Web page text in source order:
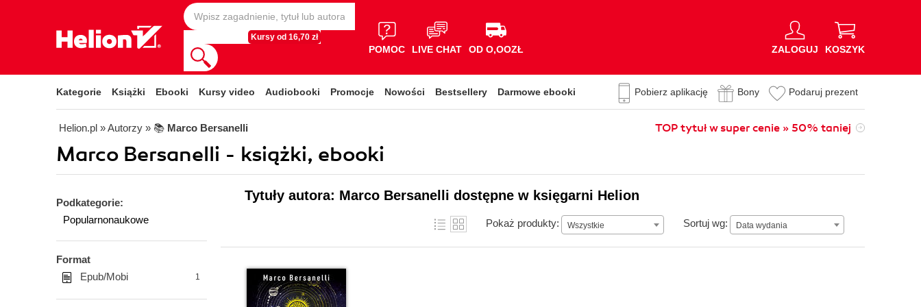
Kursy od 16,70 zł
POMOC LIVE CHAT OD O,OOZŁ ZALOGUJ KOSZYK
Kategorie Książki Ebooki Kursy video Audiobooki Promocje Nowości Bestsellery Darmowe ebooki Pobierz aplikację Bony Podaruj prezent
Helion.pl » Autorzy » 📚 Marco Bersanelli TOP tytuł w super cenie » 50% taniej
Marco Bersanelli - książki, ebooki
Podkategorie:
Popularnonaukowe
Format
Epub/Mobi
1
Tytuły autora: Marco Bersanelli dostępne w księgarni Helion
Pokaż produkty: Wszystkie Sortuj wg: Data wydania
Data wydania